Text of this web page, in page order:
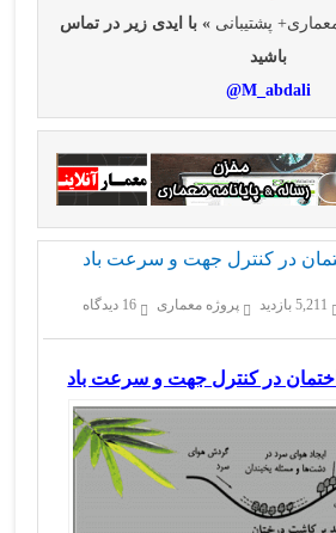
پشتیبانی» با ایدی زیر در تماس
باشید
M_abdali@
در کنترل جهت و سرعت باد
5,211 بازدید پروژه معماری 16 دیدگاه
در کنترل جهت و سرعت باد